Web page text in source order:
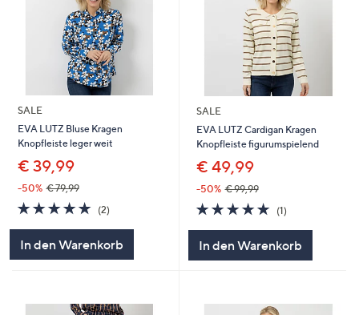
SALE
EVA LUTZ Bluse Kragen
Knopfleiste leger weit
€ 39,99
-50% € 79,99
5.0
von
(2)
In den Warenkorb
SALE
EVA LUTZ Cardigan Kragen
Knopfleiste figurumspielend
€ 49,99
-50% € 99,99
5.0
von
5
(1)
In den Warenkorb